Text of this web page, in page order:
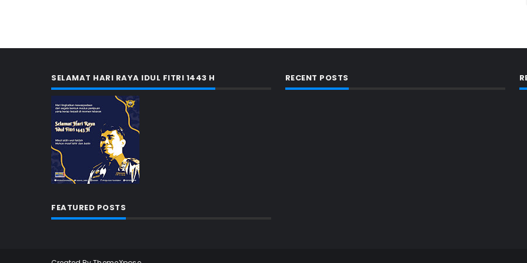
SELAMAT HARI RAYA IDUL FITRI 1443 H
FEATURED POSTS
RECENT POSTS